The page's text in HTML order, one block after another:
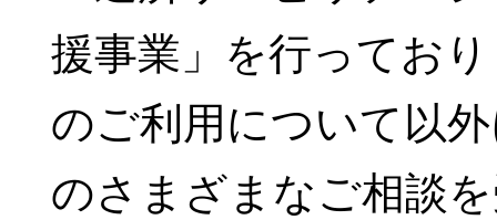
援事業」を行ってお
のご利用について以
のさまざまなご相談